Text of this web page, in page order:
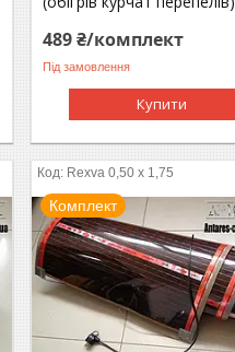
489 ₴/комплект
Під замовлення
Купити
Rexva 0,50 x 1,75
Комплект